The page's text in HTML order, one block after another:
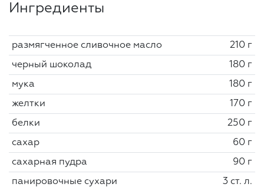
Ингредиенты
размягченное сливочное масло 210 г
черный шоколад 180 г
мука 180 г
желтки 170 г
белки 250 г
сахар 60 г
сахарная пудра 90 г
панировочные сухари 3 ст. л.